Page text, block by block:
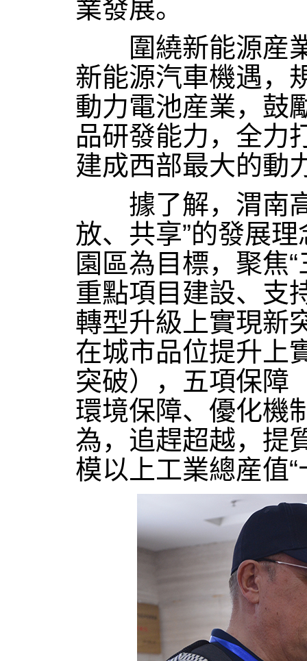
業發展。
圍繞新能源産業
新能源汽車機遇，
動力電池産業，鼓
品研發能力，全力
建成西部最大的動
據了解，渭南高
放、共享”的發展
園區為目標，聚焦
重點項目建設、支
轉型升級上實現新
在城市品位提升上
突破），五項保障
環境保障、優化機
為，追趕超越，提
模以上工業總産值